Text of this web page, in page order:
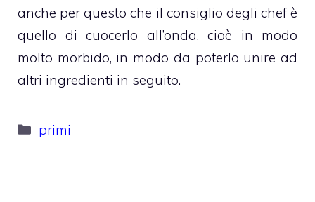
anche per questo che il consiglio degli chef è
quello di cuocerlo all’onda, cioè in modo
molto morbido, in modo da poterlo unire ad
altri ingredienti in seguito.
Categorie
primi